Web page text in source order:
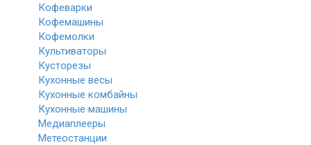
Кофеварки
Кофемашины
Кофемолки
Культиваторы
Кусторезы
Кухонные весы
Кухонные комбайны
Кухонные машины
Медиаплееры
Метеостанции